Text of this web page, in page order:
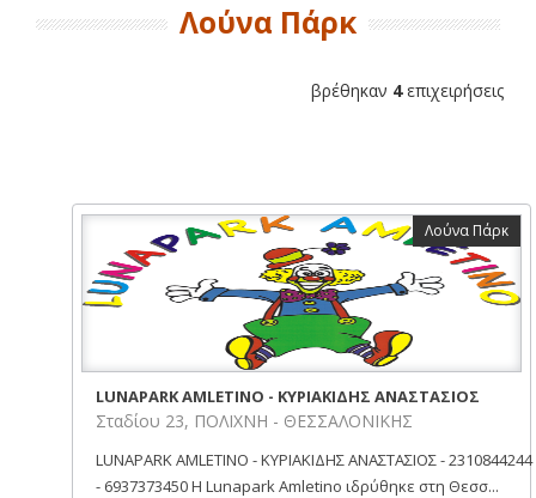
Λούνα Πάρκ
βρέθηκαν 4επιχειρήσεις
Λούνα Πάρκ
LUNAPARK AMLETINO - ΚΥΡΙΑΚΙΔΗΣ ΑΝΑΣΤΑΣΙΟΣ
Σταδίου 23, ΠΟΛΙΧΝΗ - ΘΕΣΣΑΛΟΝΙΚΗΣ
LUNAPARK AMLETINO - ΚΥΡΙΑΚΙΔΗΣ ΑΝΑΣΤΑΣΙΟΣ - 2310844244
- 6937373450 Η Lunapark Amletino ιδρύθηκε στη Θεσσ...